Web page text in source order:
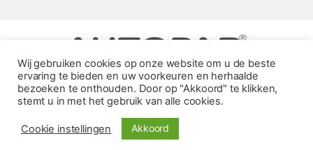
Wij gebruiken cookies op onze website om u de beste
ervaring te bieden en uw voorkeuren en herhaalde
bezoeken te onthouden. Door op "Akkoord" te klikken,
stemt u in met het gebruik van alle cookies.
Cookie instellingen Akkoord